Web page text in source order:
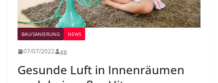
BAU/SANIERUNG NEWS
07/07/2022 gg
Gesunde Luft in Innenräumen